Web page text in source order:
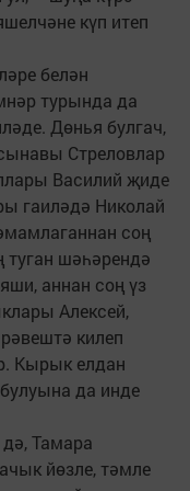
күп итеп
белән
турында да
Дөнья булгач,
Стреловлар
Василий җиде
гаиләдә Николай
соң
туган шәһәрендә
аннан соң үз
Алексей,
килеп
Кырык елдан
да инде
Тамара
йөзле, тәмле